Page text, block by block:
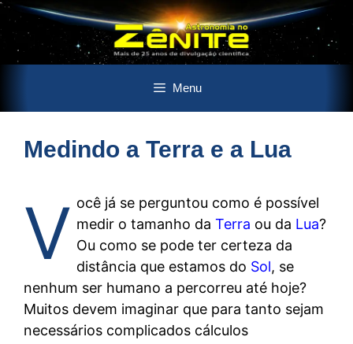
o
conteúdo
Menu
Medindo a Terra e a Lua
V ocê já se perguntou como é possível
medir o tamanho da Terra ou da Lua?
Ou como se pode ter certeza da
distância que estamos do Sol, se
nenhum ser humano a percorreu até hoje?
Muitos devem imaginar que para tanto sejam
necessários complicados cálculos